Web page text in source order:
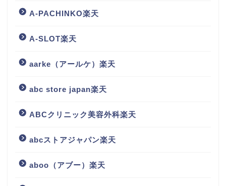
A-PACHINKO楽天
A-SLOT楽天
aarke（アールケ）楽天
abc store japan楽天
ABCクリニック美容外科楽天
abcストアジャパン楽天
aboo（アブー）楽天